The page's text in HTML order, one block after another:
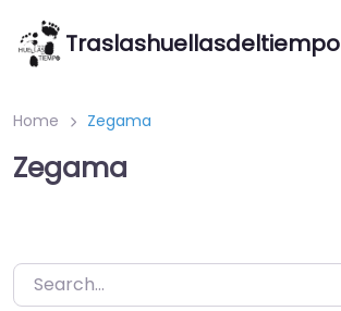
Saltar
contenido
Traslashuellasdeltiempo
Home Zegama
Zegama